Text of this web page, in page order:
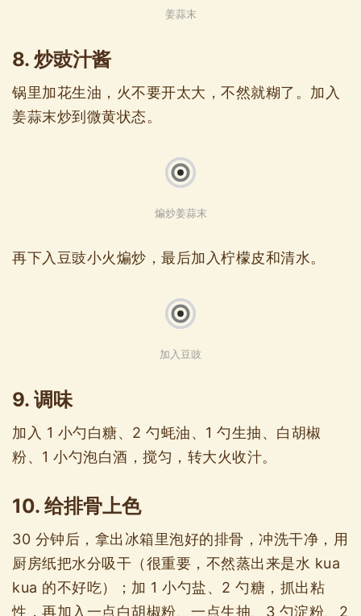
姜蒜末
8. 炒豉汁酱
锅里加花生油，火不要开太大，不然就糊了。加入
姜蒜末炒到微黄状态。
煸炒姜蒜末
再下入豆豉小火煸炒，最后加入柠檬皮和清水。
加入豆豉
9. 调味
加入 1 小勺白糖、2 勺蚝油、1 勺生抽、白胡椒
粉、1 小勺泡白酒，搅匀，转大火收汁。
10. 给排骨上色
30 分钟后，拿出冰箱里泡好的排骨，冲洗干净，用
厨房纸把水分吸干（很重要，不然蒸出来是水 kua
kua 的不好吃）；加 1 小勺盐、2 勺糖，抓出粘
性，再加入一点白胡椒粉、一点生抽、3 勺淀粉、2